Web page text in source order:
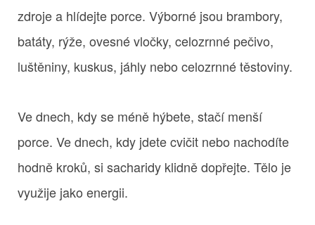
zdroje a hlídejte porce. Výborné jsou brambory,
batáty, rýže, ovesné vločky, celozrnné pečivo,
luštěniny, kuskus, jáhly nebo celozrnné těstoviny.
Ve dnech, kdy se méně hýbete, stačí menší
porce. Ve dnech, kdy jdete cvičit nebo nachodíte
hodně kroků, si sacharidy klidně dopřejte. Tělo je
využije jako energii.